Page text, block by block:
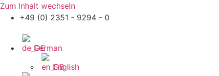
Zum Inhalt wechseln
+49 (0) 2351 - 9294 - 0
Ger­man
Eng­lish